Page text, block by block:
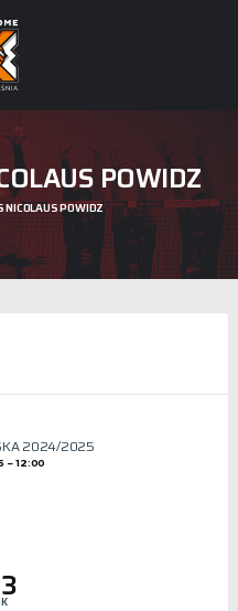
POWIDZ
NICOLAUS POWIDZ
2024/2025
12:00
3